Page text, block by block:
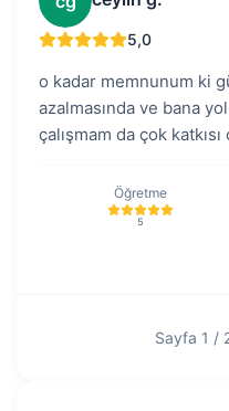
5,0
o kadar memnunum ki
azalmasında ve bana
çalışmam da çok katkısı
Öğretme
5
Sayfa 1 /